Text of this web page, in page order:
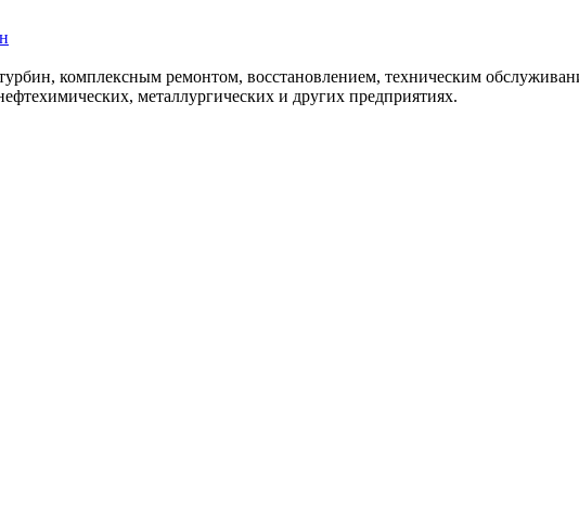
комплексным ремонтом, восстановлением, техническим
металлургических и других предприятиях.